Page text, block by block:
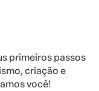
primeiros passos
criação e
você!